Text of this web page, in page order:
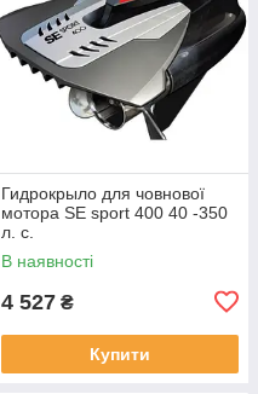
Гидрокрыло для човнової
мотора SE sport 400 40 -350
л. с.
В наявності
4 527 ₴
Купити